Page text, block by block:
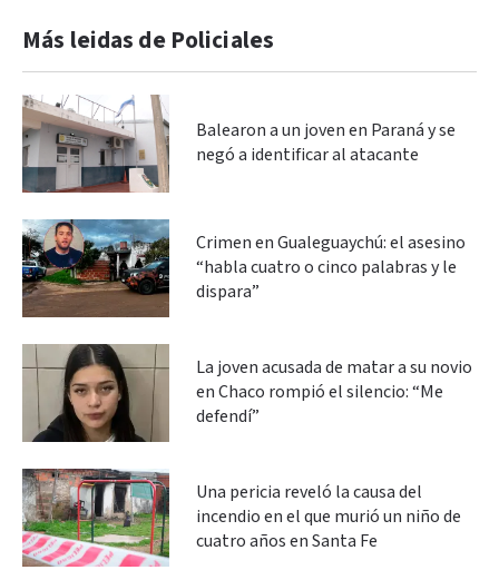
Más leidas de Policiales
Balearon a un joven en Paraná y se
negó a identificar al atacante
Crimen en Gualeguaychú: el asesino
“habla cuatro o cinco palabras y le
dispara”
La joven acusada de matar a su novio
en Chaco rompió el silencio: “Me
defendí”
Una pericia reveló la causa del
incendio en el que murió un niño de
cuatro años en Santa Fe